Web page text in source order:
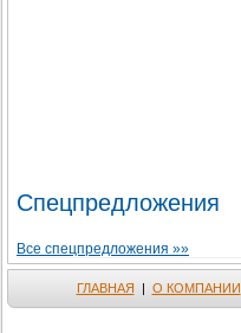
Спецпредложения
Все спецпредложения »»
ГЛАВНАЯ | О КОМПАНИИ